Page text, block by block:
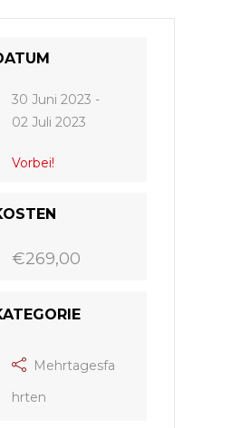
30 Juni 2023 -
02 Juli 2023
Vorbei!
€269,00
Mehrtagesfa
hrten